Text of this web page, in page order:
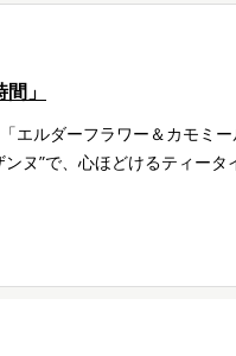
」
エルダーフラワー＆カモミ
ヌ”で、心ほどけるティータ